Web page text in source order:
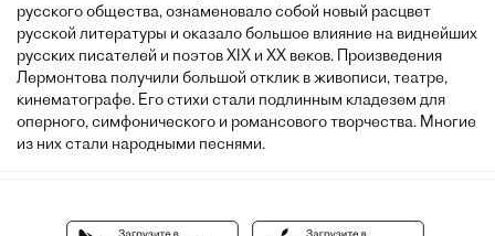
русского общества, ознаменовало собой новый расцвет
русской литературы и оказало большое влияние на виднейших
русских писателей и поэтов XIX и XX веков. Произведения
Лермонтова получили большой отклик в живописи, театре,
кинематографе. Его стихи стали подлинным кладезем для
оперного, симфонического и романсового творчества. Многие
из них стали народными песнями.